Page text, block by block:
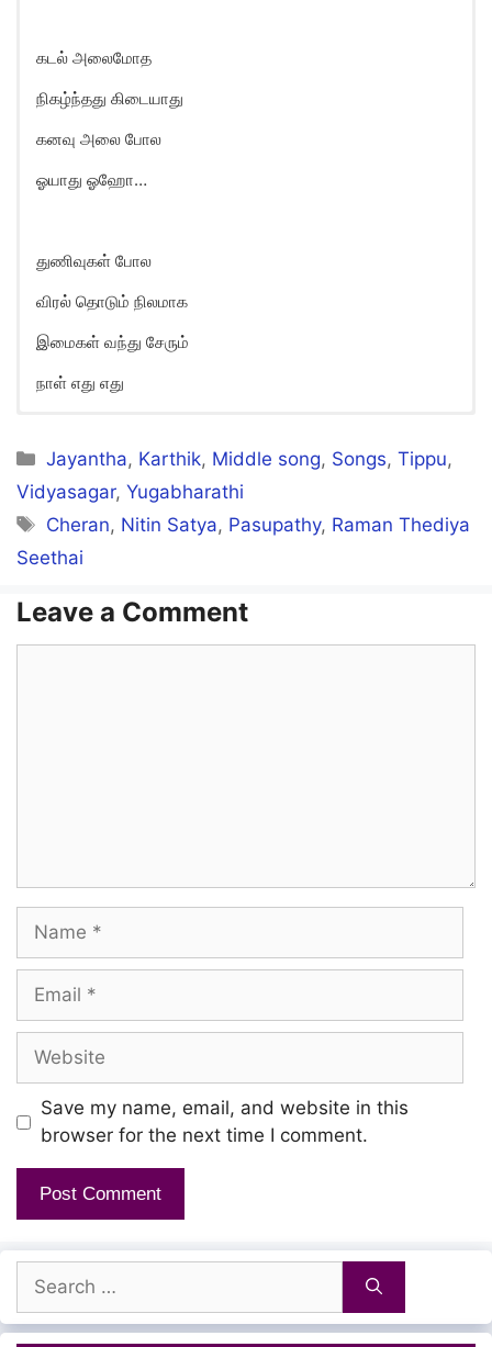
கடல் அலைமோத
நிகழ்ந்தது கிடையாது
கனவு அலை போல
ஓயாது ஓஹோ…
துணிவுகள் போல
விரல் தொடும் நிலமாக
இமைகள் வந்து சேரும்
நாள் எது எது
English
Vaanathai vittu vittu
Megangal povathenna
Poovellaam poothathenna
Boomi ingu suththudhu enna
Kaana sollum kaatchi enna
Kadal alai modha
Nigazhnthathu kedaiyadhu
Kanavu alai pola
Ooyadhu ohoo!
Categories
Jayantha, Karthik, Middle song, Songs,Tippu,
Vidyasagar, Yugabharathi
Tags
Cheran, Nitin Satya, Pasupathy, Raman Thediya
Seethai
Leave a Comment
Name
Email
Website
Save my name, email, and website in this
browser for the next time I comment.
Search
for: